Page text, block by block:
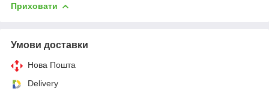
Приховати
Умови доставки
Нова Пошта
Delivery